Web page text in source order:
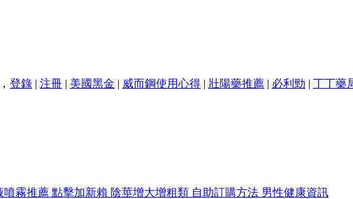
登錄 | 注冊 | 美國黑金 | 威而鋼使用心得 | 壯陽藥推薦 | 必利勁 | 丁丁藥
噴霧推薦 點擊加新賴 陰莖增大增粗類 自助訂購方法 男性健康資訊